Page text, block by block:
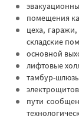
помещения
цеха,
складские
основной
лифтовые
тамбур-
пути